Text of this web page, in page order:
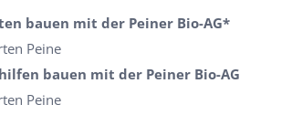
bauen mit der Peiner Bio-AG*
Peine
bauen mit der Peiner Bio-AG
Peine